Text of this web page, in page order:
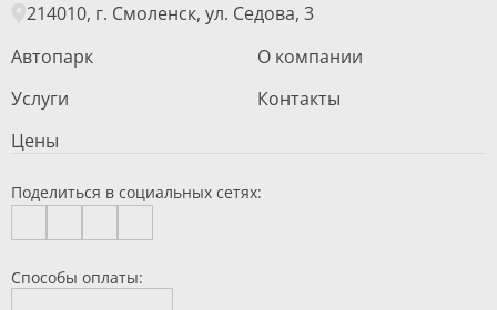
214010, г. Смоленск, ул. Седова, 3
Автопарк
Услуги
Цены
О компании
Контакты
Поделиться в социальных сетях:
Способы оплаты: